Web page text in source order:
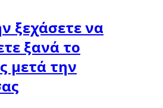
ξεχάσετε να
ξανά το
μετά την